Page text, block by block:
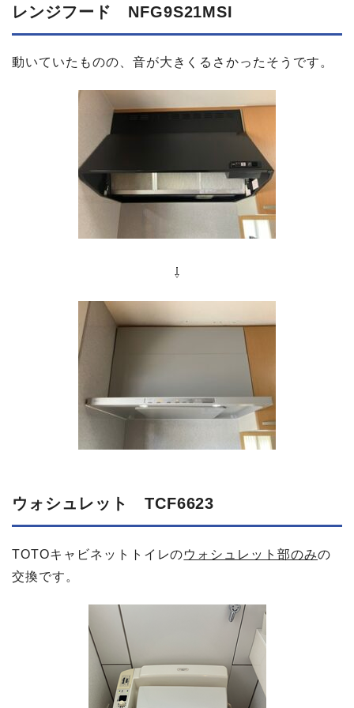
レンジフード NFG9S21MSI
動いていたものの、音が大きくるさかったそうです。
⇩
ウォシュレット TCF6623
TOTOキャビネットトイレのウォシュレット部のみの
交換です。